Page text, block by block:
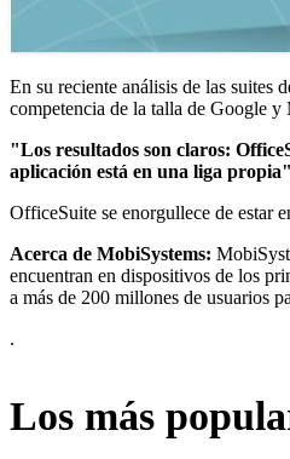
En su reciente análisis de las
competencia de la talla de Google
"Los resultados son claros:
aplicación está en una liga propia"
OfficeSuite se enorgullece de estar
Acerca de MobiSystems:
encuentran en dispositivos de los
a más de 200 millones de usuarios
.
Los más